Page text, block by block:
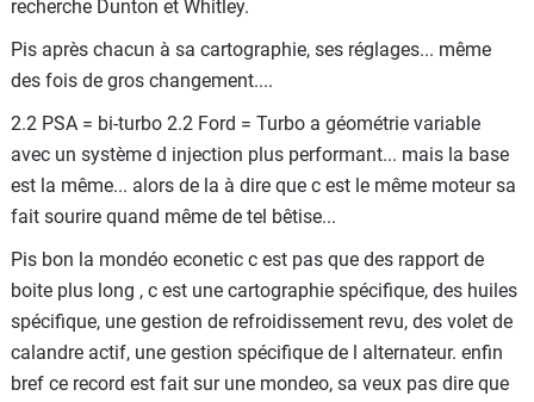
recherche Dunton et Whitley.
Pis après chacun à sa cartographie, ses réglages... même
des fois de gros changement....
2.2 PSA = bi-turbo 2.2 Ford = Turbo a géométrie variable
avec un système d injection plus performant... mais la base
est la même... alors de la à dire que c est le même moteur sa
fait sourire quand même de tel bêtise...
Pis bon la mondéo econetic c est pas que des rapport de
boite plus long , c est une cartographie spécifique, des huiles
spécifique, une gestion de refroidissement revu, des volet de
calandre actif, une gestion spécifique de l alternateur. enfin
bref ce record est fait sur une mondeo, sa veux pas dire que